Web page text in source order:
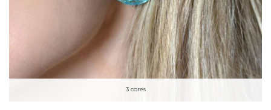
3 cores